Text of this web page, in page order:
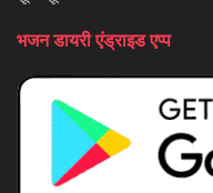
भजन डायरी एंड्राइड एप्प